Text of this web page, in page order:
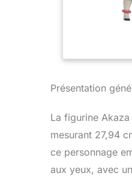
Présentation
La figurine
mesurant 27,94
ce personnage
aux yeux, avec